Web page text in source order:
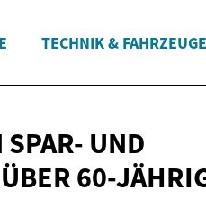
TECHNIK & FAHRZEUGE
UND
ÜBER 60-